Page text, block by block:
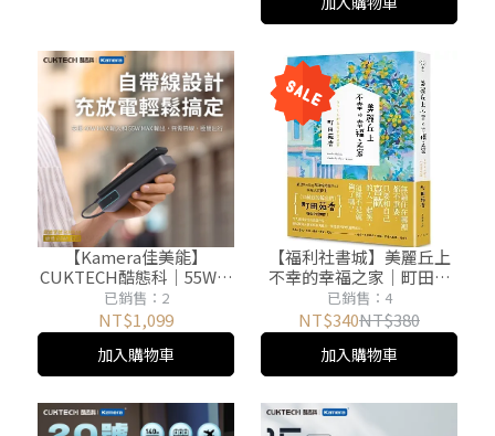
【Kamera佳美能】
CUKTECH酷態科｜55W自
帶線行動電源｜20000mAh
PB200N｜BSMI CCC雙認
證 可上飛機
已銷售：2
NT$1,099
加入購物車
【福利社書城】美麗丘上
不幸的幸福之家｜町田苑
香｜暖心小說
已銷售：4
NT$340NT$380
加入購物車